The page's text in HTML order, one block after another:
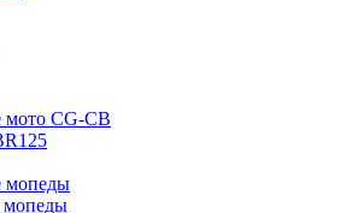
мото CG-CB
мопеды
мопеды